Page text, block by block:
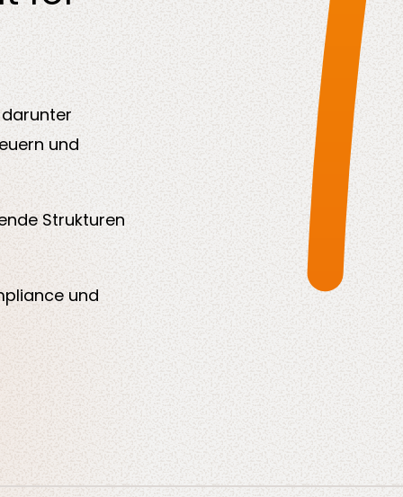
und
Strukturen
und